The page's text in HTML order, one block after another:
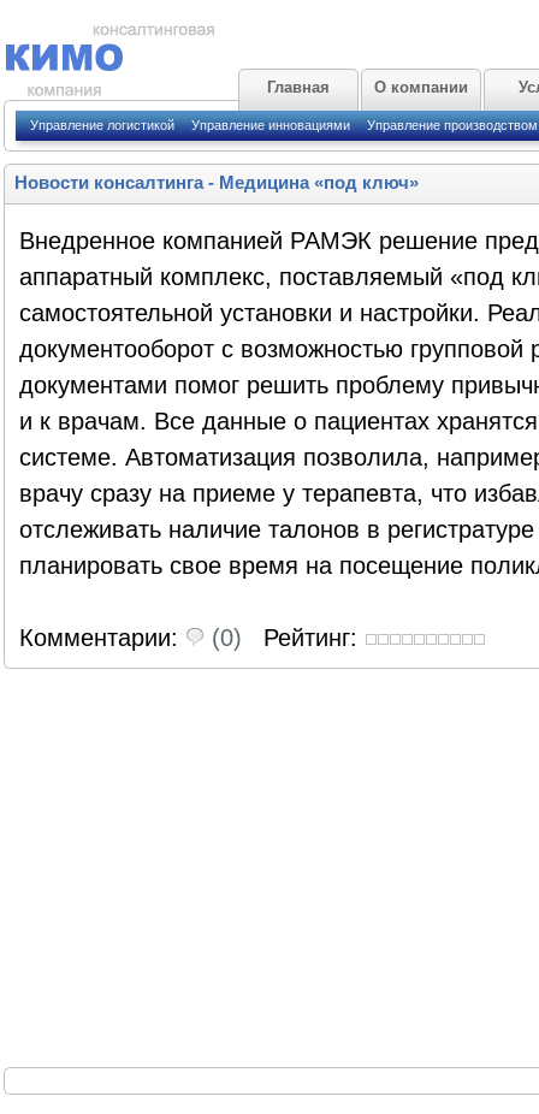
Главная О компании
Управление логистикой Управление инновациями Управление производством
Новости консалтинга- Медицина «под ключ»
Внедренное компанией РАМЭК решение
аппаратный комплекс, поставляемый «под
самостоятельной установки и настройки.
документооборот с возможностью
документами помог решить проблему
и к врачам. Все данные о пациентах
системе. Автоматизация позволила,
врачу сразу на приеме у терапевта, что
отслеживать наличие талонов в
планировать свое время на посещение
Комментарии: (0) Рейтинг: